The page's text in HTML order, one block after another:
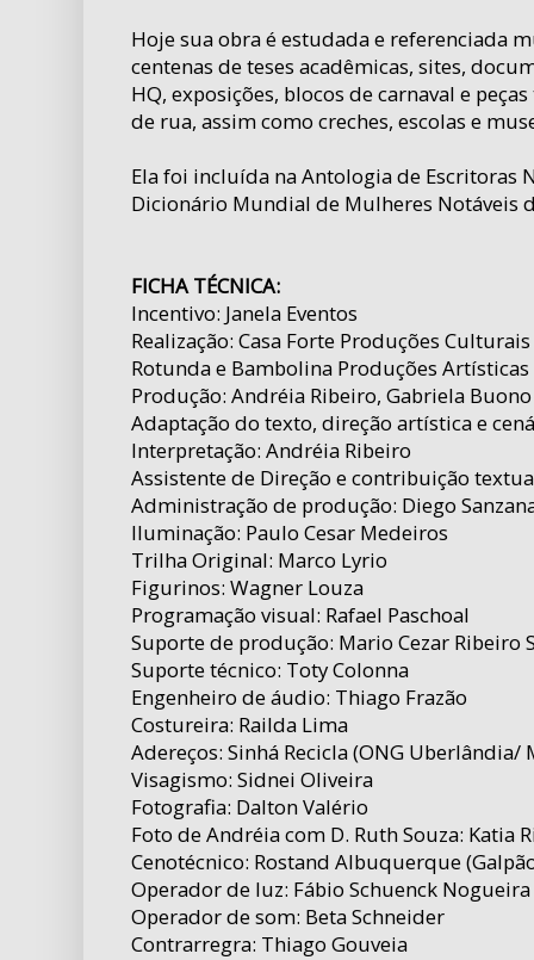
Hoje sua obra é estudada e referenciada
centenas de teses acadêmicas, sites,
HQ, exposições, blocos de carnaval e
de rua, assim como creches, escolas e
Ela foi incluída na Antologia de Escritoras
Dicionário Mundial de Mulheres Notáveis
FICHA TÉCNICA:
Incentivo: Janela Eventos
Realização: Casa Forte Produções
Rotunda e Bambolina Produções Artísticas
Produção: Andréia Ribeiro, Gabriela
Adaptação do texto, direção artística e
Interpretação: Andréia Ribeiro
Assistente de Direção e contribuição
Administração de produção: Diego
Iluminação: Paulo Cesar Medeiros
Trilha Original: Marco Lyrio
Figurinos: Wagner Louza
Programação visual: Rafael Paschoal
Suporte de produção: Mario Cezar Ribeiro
Suporte técnico: Toty Colonna
Engenheiro de áudio: Thiago Frazão
Costureira: Railda Lima
Adereços: Sinhá Recicla (ONG Uberlândia/
Visagismo: Sidnei Oliveira
Fotografia: Dalton Valério
Foto de Andréia com D. Ruth Souza: Katia
Cenotécnico: Rostand Albuquerque
Operador de luz: Fábio Schuenck Nogueira
Operador de som: Beta Schneider
Contrarregra: Thiago Gouveia